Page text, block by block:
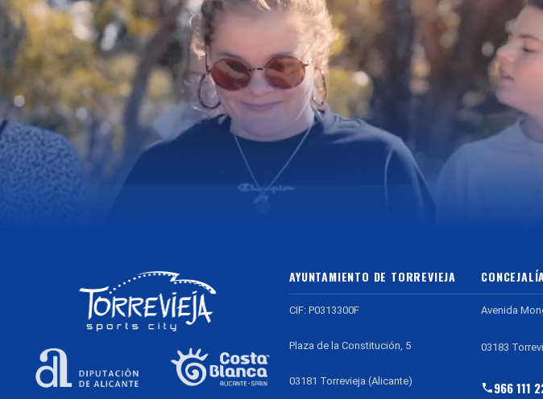
AYUNTAMIENTO DE TORREVIEJA
CIF: P0313300F
Plaza de la Constitución, 5
03181 Torrevieja (Alicante)
Avenida
03183
966 111